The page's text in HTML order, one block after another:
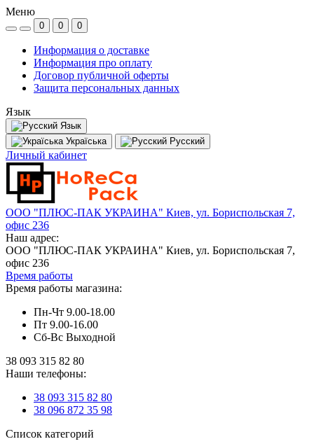
Меню
0 0 0
Информация о доставке
Информация про оплату
Договор публичной оферты
Защита персональных данных
Язык
Язык
Україська
Русский
Личный кабинет
ООО "ПЛЮС-ПАК УКРАИНА" Киев, ул. Бориспольская 7,
офис 236
Наш адрес:
ООО "ПЛЮС-ПАК УКРАИНА" Киев, ул. Бориспольская 7,
офис 236
Время работы
Время работы магазина:
Пн-Чт 9.00-18.00
Пт 9.00-16.00
Сб-Вс Выходной
38 093 315 82 80
Наши телефоны:
38 093 315 82 80
38 096 872 35 98
Список категорий